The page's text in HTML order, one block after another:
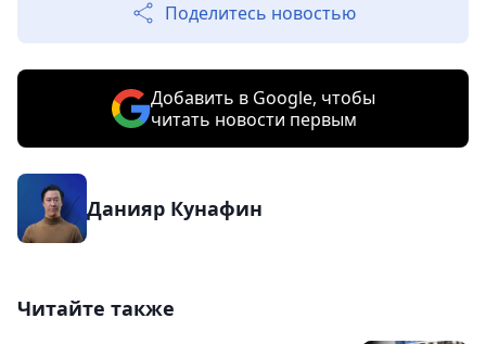
Поделитесь новостью
Добавить в Google, чтобы
читать новости первым
Данияр Кунафин
Читайте также